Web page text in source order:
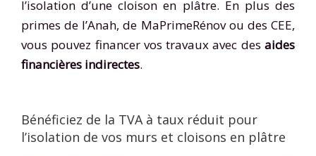
l’isolation d’une cloison en plâtre. En plus des
primes de l’Anah, de MaPrimeRénov ou des CEE,
vous pouvez financer vos travaux avec des aides
financières indirectes.
Bénéficiez de la TVA à taux réduit pour
l’isolation de vos murs et cloisons en plâtre